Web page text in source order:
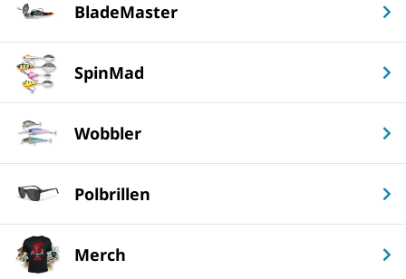
BladeMaster
SpinMad
Wobbler
Polbrillen
Merch